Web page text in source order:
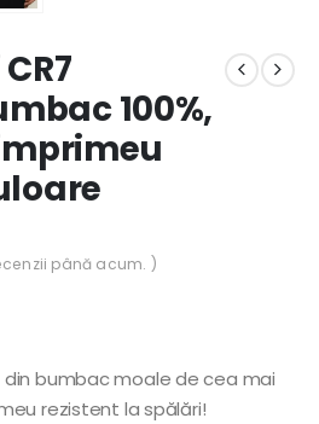
100%,
până acum. )
bumbac moale de cea mai
rezistent la spălări!